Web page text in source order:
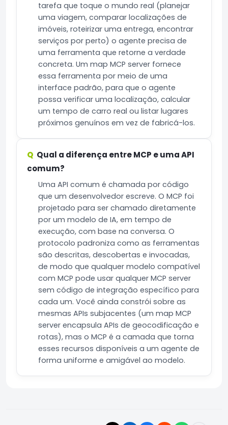
tarefa que toque o mundo real (planejar
uma viagem, comparar localizações de
imóveis, roteirizar uma entrega, encontrar
serviços por perto) o agente precisa de
uma ferramenta que retorne a verdade
concreta. Um map MCP server fornece
essa ferramenta por meio de uma
interface padrão, para que o agente
possa verificar uma localização, calcular
um tempo de carro real ou listar lugares
próximos genuínos em vez de fabricá-los.
Qual a diferença entre MCP e uma API
comum?
Uma API comum é chamada por código
que um desenvolvedor escreve. O MCP foi
projetado para ser chamado diretamente
por um modelo de IA, em tempo de
execução, com base na conversa. O
protocolo padroniza como as ferramentas
são descritas, descobertas e invocadas,
de modo que qualquer modelo compatível
com MCP pode usar qualquer MCP server
sem código de integração específico para
cada um. Você ainda constrói sobre as
mesmas APIs subjacentes (um map MCP
server encapsula APIs de geocodificação e
rotas), mas o MCP é a camada que torna
esses recursos disponíveis a um agente de
forma uniforme e amigável ao modelo.